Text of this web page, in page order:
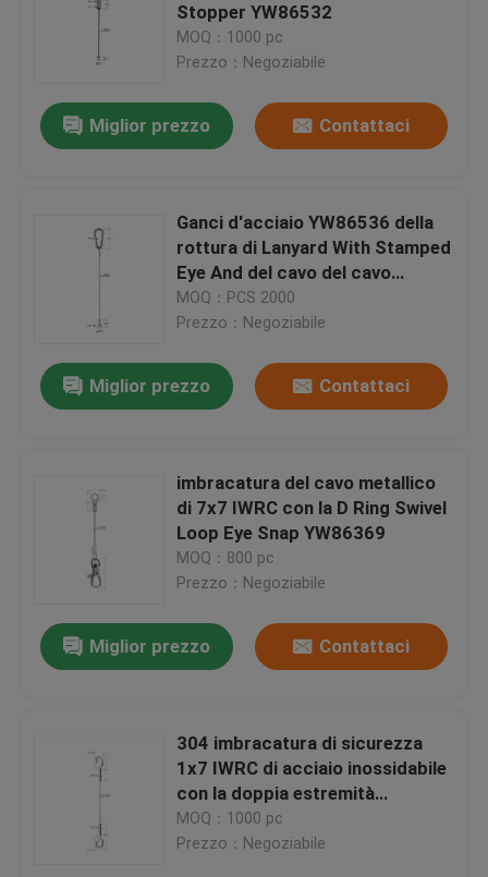
Prodotti
Stopper YW86532
MOQ：1000 pc
Prezzo：Negoziabile
Miglior prezzo Contattaci
Ganci d'acciaio YW86536 della
rottura di Lanyard With Stamped
Eye And del cavo del cavo
metallico
MOQ：PCS 2000
Prezzo：Negoziabile
Miglior prezzo Contattaci
imbracatura del cavo metallico
di 7x7 IWRC con la D Ring Swivel
Loop Eye Snap YW86369
MOQ：800 pc
Prezzo：Negoziabile
Miglior prezzo Contattaci
304 imbracatura di sicurezza
1x7 IWRC di acciaio inossidabile
con la doppia estremità
YW86370 del gancio
MOQ：1000 pc
Prezzo：Negoziabile